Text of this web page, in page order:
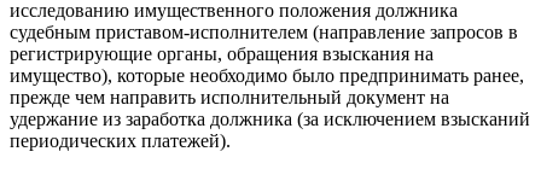
исследованию имущественного положения должника
судебным приставом-исполнителем (направление запросов в
регистрирующие органы, обращения взыскания на
имущество), которые необходимо было предпринимать ранее,
прежде чем направить исполнительный документ на
удержание из заработка должника (за исключением взысканий
периодических платежей).